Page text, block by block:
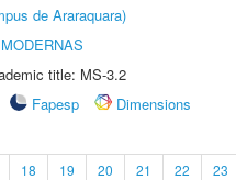
de Araraquara)
title: MS-3.2
Fapesp
Dimensions
18 19 20 21 22 23